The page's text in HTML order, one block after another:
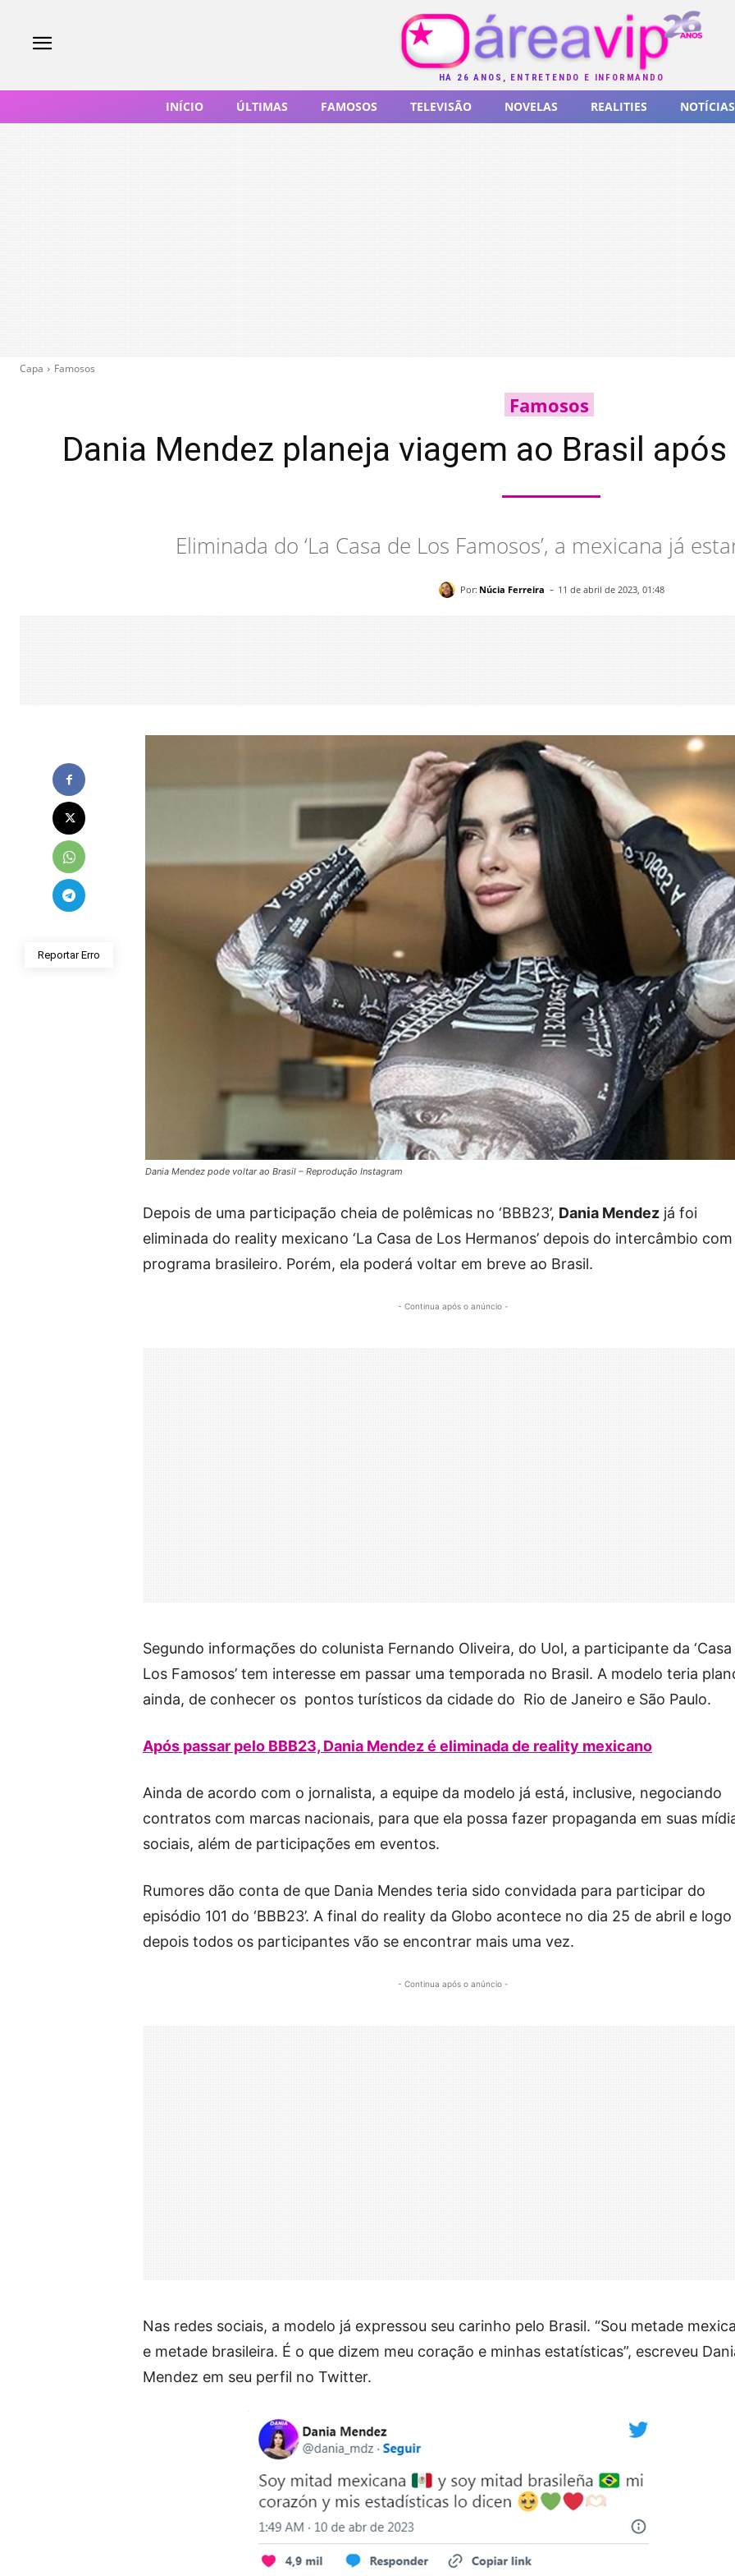
HÁ 26 ANOS, ENTRETENDO E INFORMANDO
INÍCIO ÚLTIMAS FAMOSOS TELEVISÃO NOVELAS REALITIES NOTÍCIAS
Capa Famosos
Famosos
Dania Mendez planeja viagem ao Brasil após
Eliminada do ‘La Casa de Los Famosos’, a mexicana já
Por: Núcia Ferreira - 11 de abril de 2023, 01:48
Reportar Erro
Dania Mendez pode voltar ao Brasil – Reprodução Instagram
Depois de uma participação cheia de polêmicas no ‘BBB23’, Dania Mendez já foi
eliminada do reality mexicano ‘La Casa de Los Hermanos’ depois do intercâmbio
programa brasileiro. Porém, ela poderá voltar em breve ao Brasil.
- Continua após o anúncio -
Segundo informações do colunista Fernando Oliveira, do Uol, a participante da ‘Casa
Los Famosos’ tem interesse em passar uma temporada no Brasil. A modelo teria
ainda, de conhecer os pontos turísticos da cidade do Rio de Janeiro e São Paulo.
Após passar pelo BBB23, Dania Mendez é eliminada de reality mexicano
Ainda de acordo com o jornalista, a equipe da modelo já está, inclusive, negociando
contratos com marcas nacionais, para que ela possa fazer propaganda em suas
sociais, além de participações em eventos.
Rumores dão conta de que Dania Mendes teria sido convidada para participar do
episódio 101 do ‘BBB23’. A final do reality da Globo acontece no dia 25 de abril e logo
depois todos os participantes vão se encontrar mais uma vez.
- Continua após o anúncio -
Nas redes sociais, a modelo já expressou seu carinho pelo Brasil. “Sou metade
e metade brasileira. É o que dizem meu coração e minhas estatísticas”, escreveu
Mendez em seu perfil no Twitter.